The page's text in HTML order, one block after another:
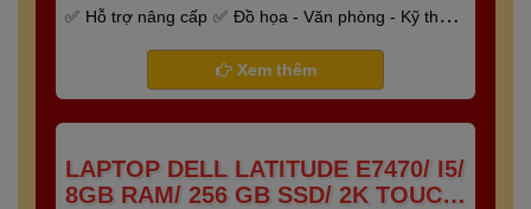
Hỗ trợ nâng cấp
Đồ họa - Văn phòng - Kỹ thuật
Xem thêm
LAPTOP DELL LATITUDE E7470/ I5/
8GB RAM/ 256 GB SSD/ 2K TOUCH